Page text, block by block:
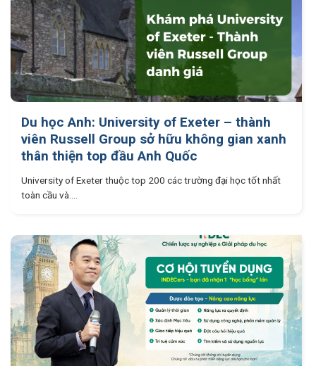
Du học Anh: University of Exeter – thành
viên Russell Group sở hữu không gian xanh
thân thiện top đầu Anh Quốc
University of Exeter thuộc top 200 các trường đại học tốt nhất
toàn cầu và....